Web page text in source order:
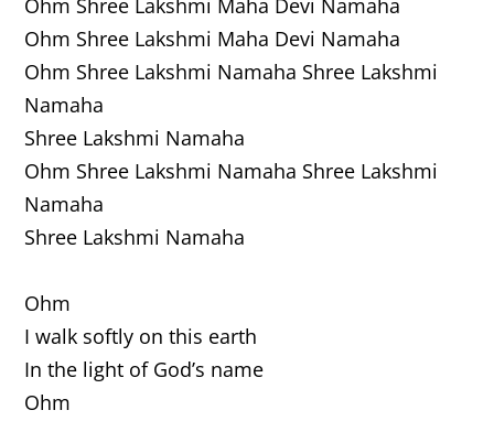
Ohm Shree Lakshmi Maha Devi Namaha
Ohm Shree Lakshmi Maha Devi Namaha
Ohm Shree Lakshmi Namaha Shree Lakshmi
Namaha
Shree Lakshmi Namaha
Ohm Shree Lakshmi Namaha Shree Lakshmi
Namaha
Shree Lakshmi Namaha
Ohm
I walk softly on this earth
In the light of God’s name
Ohm